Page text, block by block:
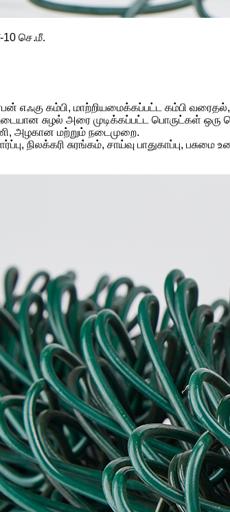
10 செ.மீ.
எஃகு கம்பி, மாற்றியமைக்கப்பட்ட கம்பி வரைதல்,
சுழல் அரை முடிக்கப்பட்ட பொருட்கள்
அழகான மற்றும் நடைமுறை.
நிலக்கரி சுரங்கம், சாய்வு பாதுகாப்பு,